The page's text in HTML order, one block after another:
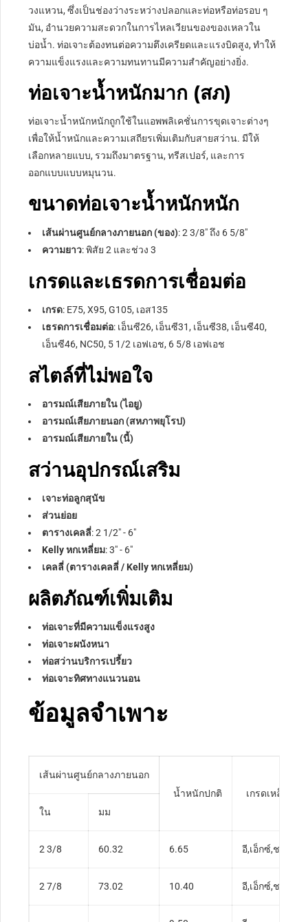
วงแหวน, ซึ่งเป็นช่องว่างระหว่างปลอกและท่อหรือท่อรอบ ๆ
มัน, อำนวยความสะดวกในการไหลเวียนของของเหลวใน
บ่อน้ำ. ท่อเจาะต้องทนต่อความตึงเครียดและแรงบิดสูง, ทำให้
ความแข็งแรงและความทนทานมีความสำคัญอย่างยิ่ง.
ท่อเจาะน้ำหนักมาก (สภ)
ท่อเจาะน้ำหนักหนักถูกใช้ในแอพพลิเคชั่นการขุดเจาะต่างๆ
เพื่อให้น้ำหนักและความเสถียรเพิ่มเติมกับสายสว่าน. มีให้
เลือกหลายแบบ, รวมถึงมาตรฐาน, ทรีสเปอร์, และการ
ออกแบบแบบหมุนวน.
ขนาดท่อเจาะน้ำหนักหนัก
เส้นผ่านศูนย์กลางภายนอก (ของ): 2 3/8″ ถึง 6 5/8″
ความยาว: พิสัย 2 และช่วง 3
เกรดและเธรดการเชื่อมต่อ
เกรด: E75, X95, G105, เอส135
เธรดการเชื่อมต่อ: เอ็นซี26, เอ็นซี31, เอ็นซี38, เอ็นซี40,
เอ็นซี46, NC50, 5 1/2 เอฟเอช, 6 5/8 เอฟเอช
สไตล์ที่ไม่พอใจ
อารมณ์เสียภายใน (ไอยู)
อารมณ์เสียภายนอก (สหภาพยุโรป)
อารมณ์เสียภายใน (นี้)
สว่านอุปกรณ์เสริม
เจาะท่อลูกสุนัข
ส่วนย่อย
ตารางเคลลี่: 2 1/2″ - 6″
Kelly หกเหลี่ยม: 3″ - 6″
เคลลี่ (ตารางเคลลี่ / Kelly หกเหลี่ยม)
ผลิตภัณฑ์เพิ่มเติม
ท่อเจาะที่มีความแข็งแรงสูง
ท่อเจาะผนังหนา
ท่อสว่านบริการเปรี้ยว
ท่อเจาะทิศทางแนวนอน
ข้อมูลจำเพาะ
เส้นผ่านศูนย์กลางภายนอก
น้ำหนักปกติ
เกรดเหล็ก
ใน
มม
2 3/8 60.32 6.65 อี,เอ็กซ์,ช
2 7/8 73.02 10.40 อี,เอ็กซ์,ช,ส